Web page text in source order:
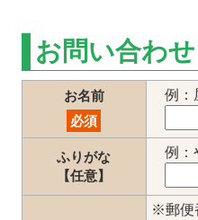
お問い合わ
お名前
必須
例
ふりがな
【任意】
例
※郵便